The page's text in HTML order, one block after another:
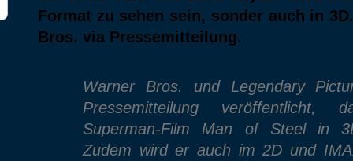
Format zu sehen sein, sonder auch in
Bros. via Pressemitteilung.
Warner Bros. und Legendary
Pressemitteilung veröffentlicht,
Superman-Film Man of Steel in
Zudem wird er auch im 2D und